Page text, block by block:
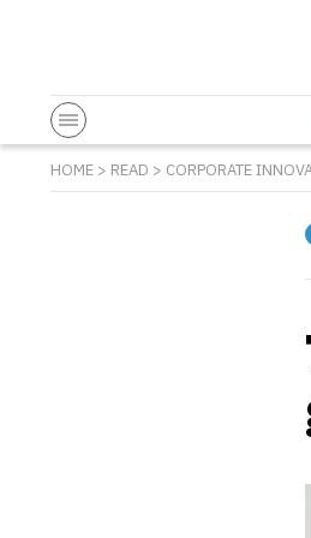
HOME > READ > CORPORATE